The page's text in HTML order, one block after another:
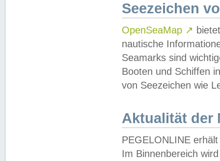
Seezeichen
OpenSeaMap ↗
nautische
Seamarks sind
Booten und Schiffen
von Seezeichen wie
Aktualität der
PEGELONLINE
Im Binnenbereich